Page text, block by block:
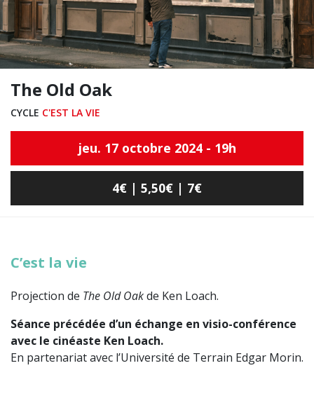
The Old Oak
CYCLE C'EST LA VIE
jeu. 17 octobre 2024 - 19h
4€ | 5,50€ | 7€
C’est la vie
Projection de The Old Oakde Ken Loach.
Séance précédée d’un échange en visio-conférence
avec le cinéaste Ken Loach.
En partenariat avec l’Université de Terrain Edgar Morin.